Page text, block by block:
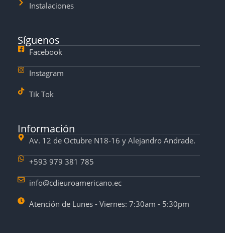
Instalaciones
Síguenos
Facebook
Instagram
Tik Tok
Información
Av. 12 de Octubre N18-16 y Alejandro Andrade.
+593 979 381 785
info@cdieuroamericano.ec
Atención de Lunes - Viernes: 7:30am - 5:30pm